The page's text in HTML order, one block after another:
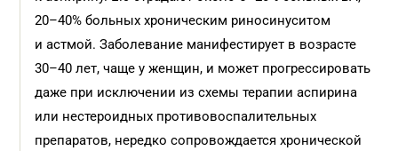
20–40% больных хроническим риносинуситом
и астмой. Заболевание манифестирует в возрасте
30–40 лет, чаще у женщин, и может прогрессировать
даже при исключении из схемы терапии аспирина
или нестероидных противовоспалительных
препаратов, нередко сопровождается хронической